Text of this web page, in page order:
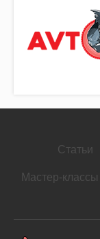
Статьи
Мастер-классы